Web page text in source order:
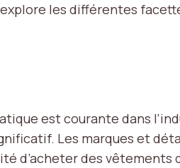
les différentes
est courante dans
Les marques et
d’acheter des vêtements